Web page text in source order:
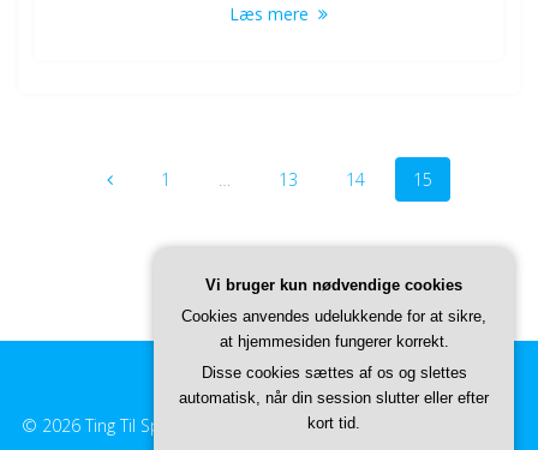
Læs mere
Side
1 Side
13 Side
14 Side
15
© 2026 Ting Til Sporten. Built using WordPress and
Vi bruger kun nødvendige cookies
Cookies anvendes udelukkende for at sikre,
at hjemmesiden fungerer korrekt.
Disse cookies sættes af os og slettes
automatisk, når din session slutter eller efter
kort tid.